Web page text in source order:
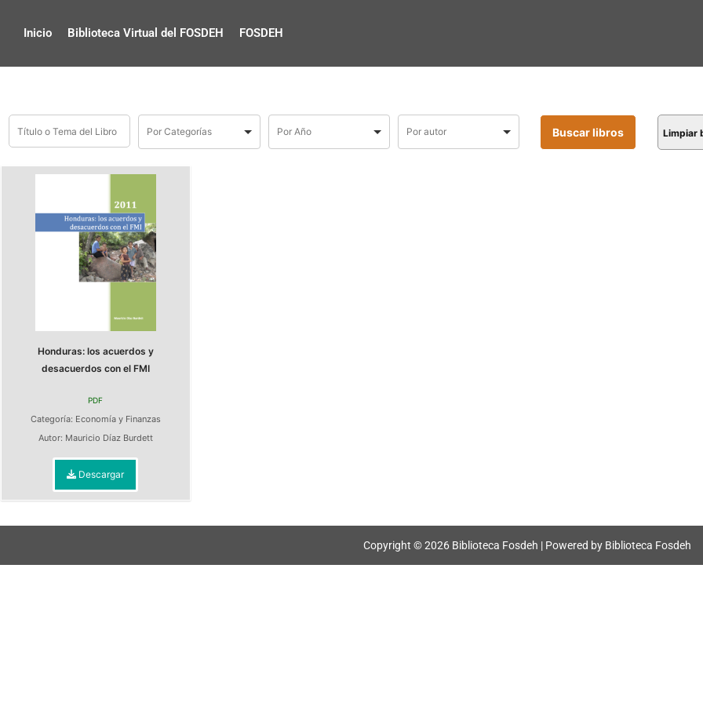
Inicio Biblioteca Virtual del FOSDEH FOSDEH
Limpiar
Honduras: los acuerdos y
desacuerdos con el FMI
PDF
Categoría: Economía y Finanzas
Autor: Mauricio Díaz Burdett
Descargar
Copyright © 2026 Biblioteca Fosdeh | Powered by Biblioteca Fosdeh